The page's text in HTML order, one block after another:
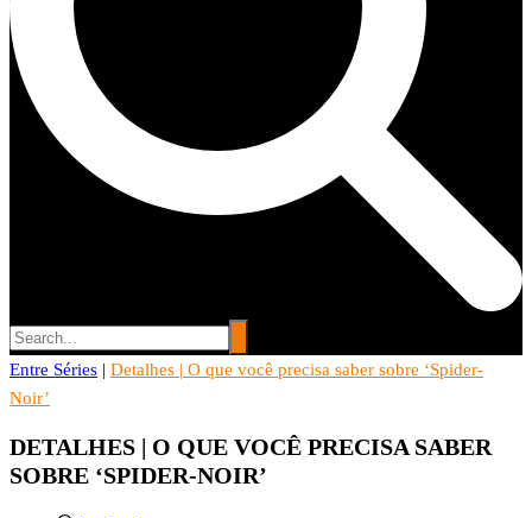
Entre Séries
Entretenha-se!
Entre Séries | Detalhes | O que você precisa saber sobre ‘Spider-
Noir’
DETALHES | O QUE VOCÊ PRECISA SABER
SOBRE ‘SPIDER-NOIR’